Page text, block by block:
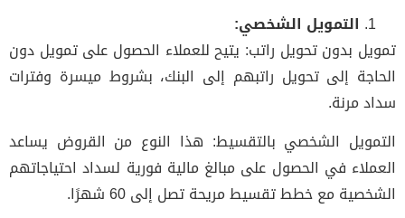
التمويل الشخصي:
تمويل بدون تحويل راتب: يتيح للعملاء الحصول على تمويل دون
الحاجة إلى تحويل راتبهم إلى البنك، بشروط ميسرة وفترات
سداد مرنة.
التمويل الشخصي بالتقسيط: هذا النوع من القروض يساعد
العملاء في الحصول على مبالغ مالية فورية لسداد احتياجاتهم
الشخصية مع خطط تقسيط مريحة تصل إلى 60 شهرًا.